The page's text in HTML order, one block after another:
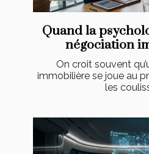
Quand la
négociation
On croit souvent
immobilière se joue au
les